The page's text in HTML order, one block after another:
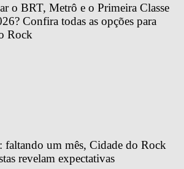
o BRT, Metrô e o Primeira Classe
Confira todas as opções para
Rock
um mês, Cidade do Rock
revelam expectativas